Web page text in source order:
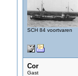
SCH 84 voortvaren
Cor
Gast